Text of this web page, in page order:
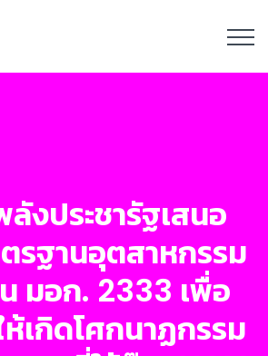
งประชารัฐเสนอ
รฐานอุตสาหกรรม
มอก. 2333 เพื่อ
เกิดโศกนาฏกรรม